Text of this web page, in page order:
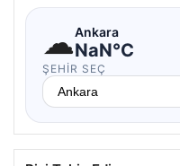
☁Ankara
NaN°C
ŞEHIR SEÇ